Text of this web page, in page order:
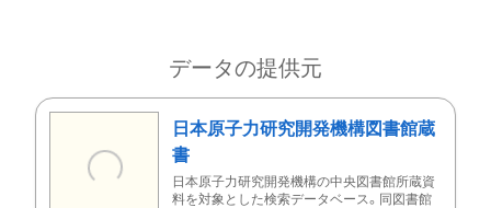
データの提供元
日本原子力研究開発機構図書館蔵
書
日本原子力研究開発機構の中央図書館所蔵資
料を対象とした検索データベース。同図書館